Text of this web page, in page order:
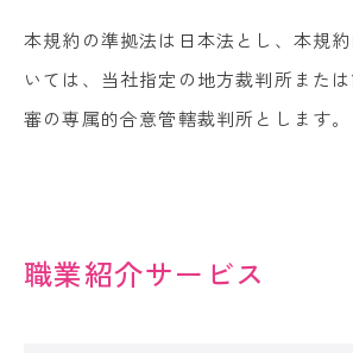
本規約の準拠法は日本法とし、本規
いては、当社指定の地方裁判所また
審の専属的合意管轄裁判所とします。
職業紹介サービス